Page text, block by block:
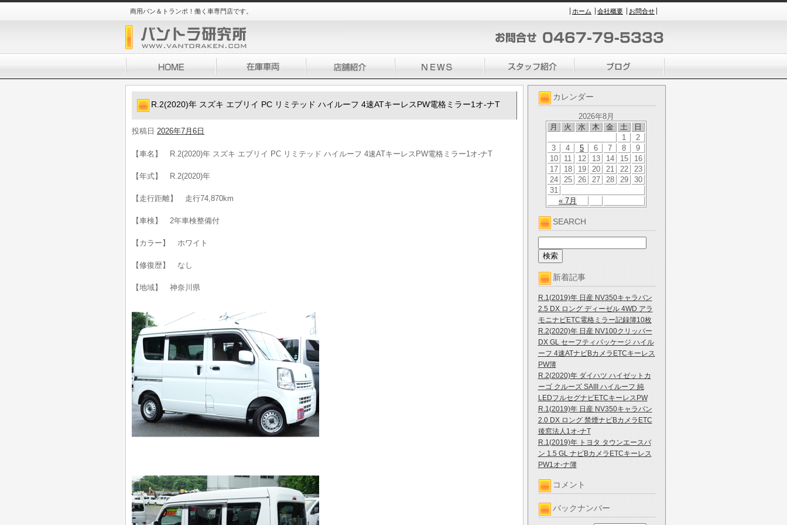
商用バン＆トランポ！働く車専門店です。 ホーム 会社概要 お問合せ
カレンダー
2026年8月
月
火 水 木 金 土 日
« 7月
1
2
3
4 5 6 7 8
9
10
11 12 13 14 15
16
17
18 19 20 21 22
23
24
25 26 27 28 29
30
31
SEARCH
新着記事
R.1(2019)年 日産 NV350キャラバン
2.5 DX ロング ディーゼル 4WD アラ
モニナビETC電格ミラー記録簿10枚
R.2(2020)年 日産 NV100クリッパー
DX GL セーフティパッケージ ハイル
ーフ 4速ATナビBカメラETCキーレス
PW簿
R.2(2020)年 ダイハツ ハイゼットカ
ーゴ クルーズ SAIII ハイルーフ 純
LEDフルセグナビETCキーレスPW
R.1(2019)年 日産 NV350キャラバン
2.0 DX ロング 禁煙ナビBカメラETC
後窓法人1オ-ナT
R.1(2019)年 トヨタ タウンエースバ
ン 1.5 GL ナビBカメラETCキーレス
PW1オ-ナ簿
コメント
バックナンバー
R.2(2020)年 スズキ エブリイ PC リミテッド ハイルーフ 4速ATキーレスPW電格ミラー1オ-ナT
投稿日 2026年7月6日
【車名】 R.2(2020)年 スズキ エブリイ PC リミテッド ハイルーフ 4速ATキーレスPW電格ミラー1オ-ナT
【年式】 R.2(2020)年
【走行距離】 走行74,870km
【車検】 2年車検整備付
【カラー】 ホワイト
【修復歴】 なし
【地域】 神奈川県